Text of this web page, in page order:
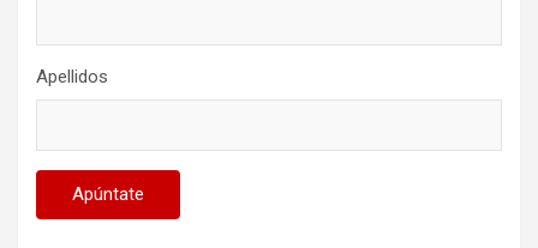
Apellidos